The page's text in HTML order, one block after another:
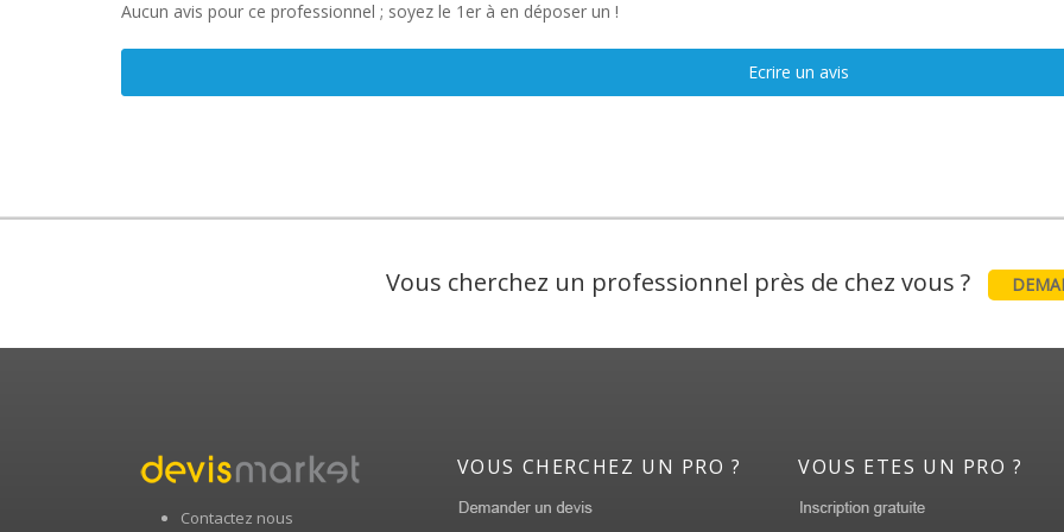
Aucun avis pour ce professionnel ; soyez le 1er à en déposer un !
Ecrire un avis
Vous cherchez un professionnel près de chez vous ?
Contactez nous
VOUS CHERCHEZ UN PRO ? VOUS ETES UN PRO ?